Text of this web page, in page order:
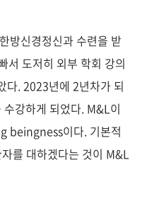
방신경정신과 수련을 받
서 도저히 외부 학회 강의
다. 2023년에 2년차가 되
강하게 되었다. M&L이
beingness이다. 기본적
를 대하겠다는 것이 M&L